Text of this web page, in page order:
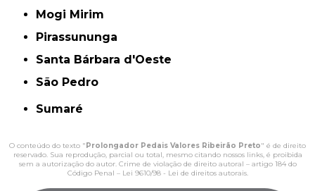
Mogi Mirim
Pirassununga
Santa Bárbara d'Oeste
São Pedro
Sumaré
O conteúdo do texto "Prolongador Pedais Valores Ribeirão Preto" é de direito
reservado. Sua reprodução, parcial ou total, mesmo citando nossos links, é proibida
sem a autorização do autor. Crime de violação de direito autoral – artigo 184 do
Código Penal – Lei 9610/98 - Lei de direitos autorais.